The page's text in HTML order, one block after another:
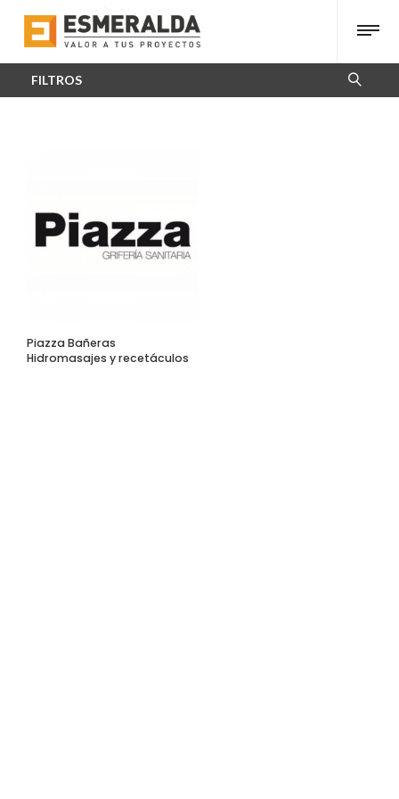
FILTROS
Piazza Bañeras
Hidromasajes y recetáculos